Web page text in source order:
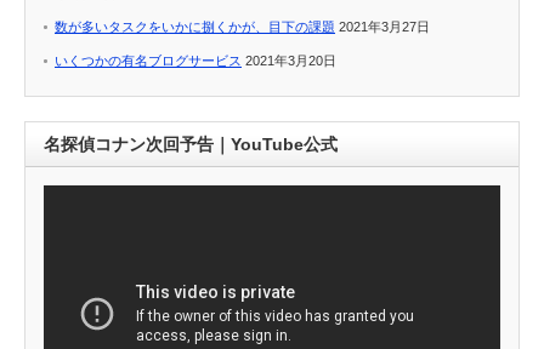
数が多いタスクをいかに捌くかが、目下の課題 2021年3月27日
いくつかの有名ブログサービス 2021年3月20日
名探偵コナン次回予告｜YouTube公式